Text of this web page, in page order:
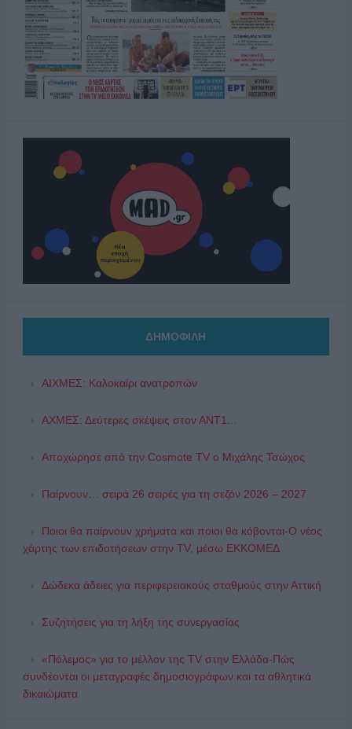
ΔΗΜΟΦΙΛΗ
ΑΙΧΜΕΣ: Καλοκαίρι ανατροπών
ΑΧΜΕΣ: Δεύτερες σκέψεις στον ΑΝΤ1...
Αποχώρησε από την Cosmote TV o Μιχάλης Τσώχος
Παίρνουν… σειρά 26 σειρές για τη σεζόν 2026 – 2027
Ποιοι θα παίρνουν χρήματα και ποιοι θα κόβονται-Ο νέος
χάρτης των επιδοτήσεων στην TV, μέσω ΕΚΚΟΜΕΔ
Δώδεκα άδειες για περιφερειακούς σταθμούς στην Αττική
Συζητήσεις για τη λήξη της συνεργασίας
«Πόλεμος» για το μέλλον της TV στην Ελλάδα-Πώς
συνδέονται οι μεταγραφές δημοσιογράφων και τα αθλητικά
δικαιώματα